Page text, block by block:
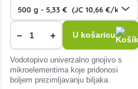
− + U košaricu
Vodotopivo univerzalno gnojivo s
mikroelementima koje pridonosi
boljem prezimljavanju biljaka.